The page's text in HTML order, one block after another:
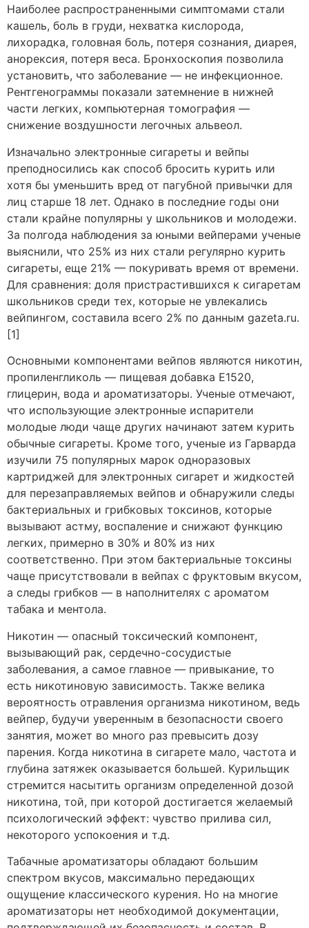
Наиболее распространенными симптомами стали
кашель, боль в груди, нехватка кислорода,
лихорадка, головная боль, потеря сознания, диарея,
анорексия, потеря веса. Бронхоскопия позволила
установить, что заболевание — не инфекционное.
Рентгенограммы показали затемнение в нижней
части легких, компьютерная томография —
снижение воздушности легочных альвеол.
Изначально электронные сигареты и вейпы
преподносились как способ бросить курить или
хотя бы уменьшить вред от пагубной привычки для
лиц старше 18 лет. Однако в последние годы они
стали крайне популярны у школьников и молодежи.
За полгода наблюдения за юными вейперами ученые
выяснили, что 25% из них стали регулярно курить
сигареты, еще 21% — покуривать время от времени.
Для сравнения: доля пристрастившихся к сигаретам
школьников среди тех, которые не увлекались
вейпингом, составила всего 2% по данным gazeta.ru.
[1]
Основными компонентами вейпов являются никотин,
пропиленгликоль — пищевая добавка Е1520,
глицерин, вода и ароматизаторы. Ученые отмечают,
что использующие электронные испарители
молодые люди чаще других начинают затем курить
обычные сигареты. Кроме того, ученые из Гарварда
изучили 75 популярных марок одноразовых
картриджей для электронных сигарет и жидкостей
для перезаправляемых вейпов и обнаружили следы
бактериальных и грибковых токсинов, которые
вызывают астму, воспаление и снижают функцию
легких, примерно в 30% и 80% из них
соответственно. При этом бактериальные токсины
чаще присутствовали в вейпах с фруктовым вкусом,
а следы грибков — в наполнителях с ароматом
табака и ментола.
Никотин — опасный токсический компонент,
вызывающий рак, сердечно-сосудистые
заболевания, а самое главное — привыкание, то
есть никотиновую зависимость. Также велика
вероятность отравления организма никотином, ведь
вейпер, будучи уверенным в безопасности своего
занятия, может во много раз превысить дозу
парения. Когда никотина в сигарете мало, частота и
глубина затяжек оказывается большей. Курильщик
стремится насытить организм определенной дозой
никотина, той, при которой достигается желаемый
психологический эффект: чувство прилива сил,
некоторого успокоения и т.д.
Табачные ароматизаторы обладают большим
спектром вкусов, максимально передающих
ощущение классического курения. Но на многие
ароматизаторы нет необходимой документации,